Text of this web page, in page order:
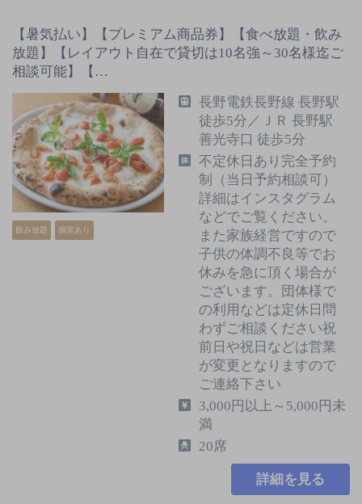
【暑気払い】【プレミアム商品券】【食べ放題・飲み
放題】【レイアウト自在で貸切は10名強～30名様迄ご
相談可能】【…
飲み放題 個室あり
長野電鉄長野線 長野駅
徒歩5分／ＪＲ 長野駅
善光寺口 徒歩5分
不定休日あり完全予約
制（当日予約相談可）
詳細はインスタグラム
などでご覧ください。
また家族経営ですので
子供の体調不良等でお
休みを急に頂く場合が
ございます。団体様で
の利用などは定休日問
わずご相談ください祝
前日や祝日などは営業
が変更となりますので
ご連絡下さい
3,000円以上～5,000円未
満
20席
詳細を見る